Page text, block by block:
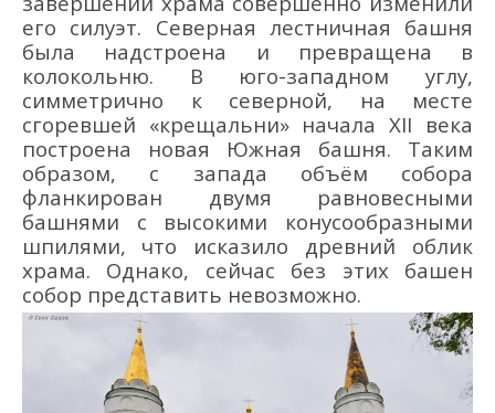
его силуэт. Северная лестничная башня
была надстроена и превращена в
колокольню. В юго-западном углу,
симметрично к северной, на месте
сгоревшей «крещальни» начала XII века
построена новая Южная башня. Таким
образом, с запада объём собора
фланкирован двумя равновесными
башнями с высокими конусообразными
шпилями,
что исказило древний облик
храма. Однако, сейчас без этих башен
собор представить невозможно.